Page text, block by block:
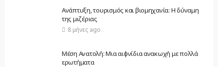
Ανάπτυξη, τουρισμός και βιομηχανία: Η δύναμη
της μιζέριας
8 μήνες ago
Μέση Ανατολή: Μια αιφνίδια ανακωχή με πολλά
ερωτήματα